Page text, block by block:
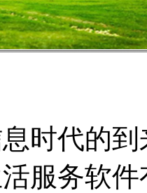
时代的
服务软